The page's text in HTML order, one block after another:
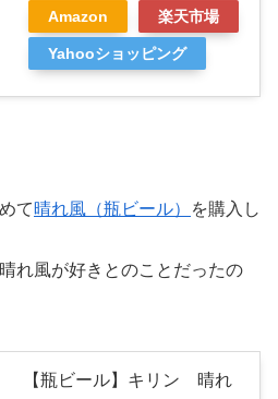
Amazon 楽天市場
Yahooショッピング
て晴れ風（瓶ビール）
を購入し
れ風が好きとのことだったの
【瓶ビール】キリン 晴れ